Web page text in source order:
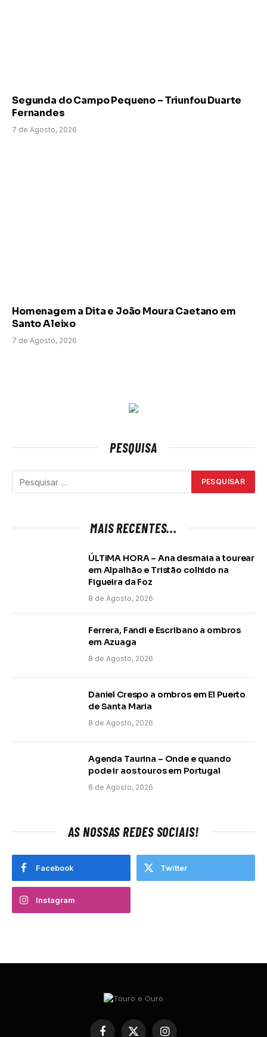
Segunda do Campo Pequeno – Triunfou Duarte
Fernandes
7 de Agosto, 2026
Homenagem a Dita e João Moura Caetano em
Santo Aleixo
7 de Agosto, 2026
PESQUISA
MAIS RECENTES...
ÚLTIMA HORA – Ana desmaia a tourear
em Alpalhão e Tristão colhido na
Figueira da Foz
8 de Agosto, 2026
Ferrera, Fandi e Escribano a ombros
em Azuaga
8 de Agosto, 2026
Daniel Crespo a ombros em El Puerto
de Santa Maria
8 de Agosto, 2026
Agenda Taurina – Onde e quando
pode ir aos touros em Portugal
8 de Agosto, 2026
AS NOSSAS REDES SOCIAIS!
Facebook Twitter
Instagram